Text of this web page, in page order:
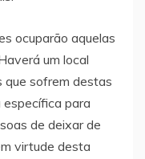
ocuparão aquelas
um local
que sofrem destas
para
de deixar de
virtude desta